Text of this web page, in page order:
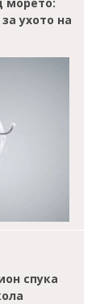
ухото на
спука